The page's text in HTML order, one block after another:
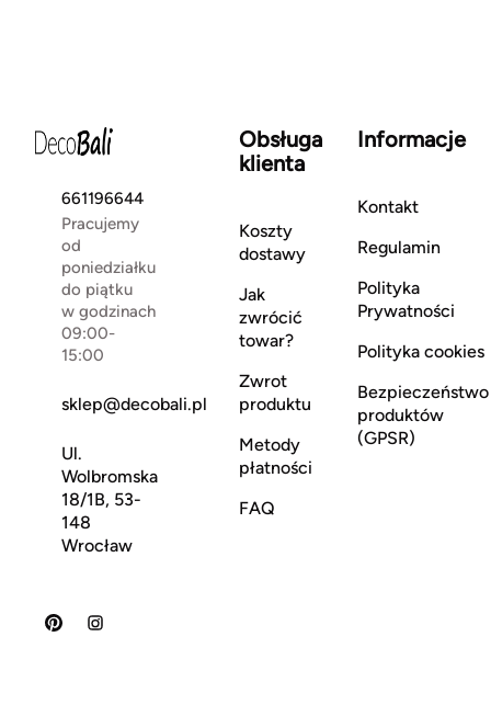
661196644
Pracujemy
od
poniedziałku
do piątku
w godzinach
09:00-
15:00
sklep@decobali.pl
Ul.
Wolbromska
18/1B, 53-
148
Wrocław
Obsługa
klienta
Koszty
dostawy
Jak
zwrócić
towar?
Zwrot
produktu
Metody
płatności
FAQ
Informacje
Kontakt
Regulamin
Polityka
Prywatności
Polityka cookies
Bezpieczeństwo
produktów
(GPSR)